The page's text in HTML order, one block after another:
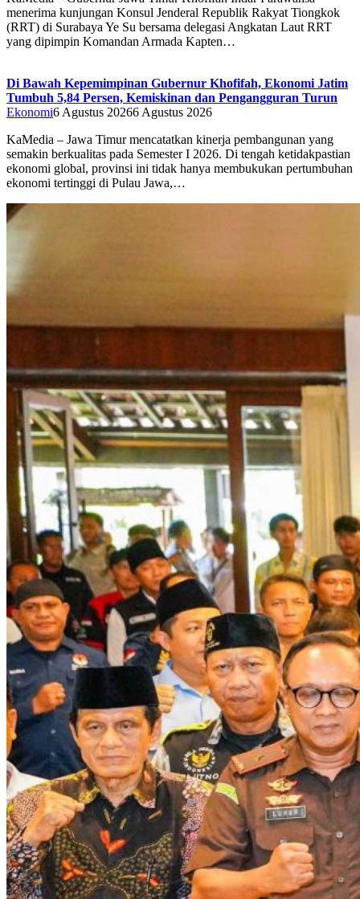
menerima kunjungan Konsul Jenderal Republik Rakyat Tiongkok
(RRT) di Surabaya Ye Su bersama delegasi Angkatan Laut RRT
yang dipimpin Komandan Armada Kapten…
Di Bawah Kepemimpinan Gubernur Khofifah, Ekonomi Jatim
Tumbuh 5,84 Persen, Kemiskinan dan Pengangguran Turun
Ekonomi6 Agustus 20266 Agustus 2026
KaMedia – Jawa Timur mencatatkan kinerja pembangunan yang
semakin berkualitas pada Semester I 2026. Di tengah ketidakpastian
ekonomi global, provinsi ini tidak hanya membukukan pertumbuhan
ekonomi tertinggi di Pulau Jawa,…